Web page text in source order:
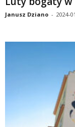
Janusz Dziano - 2024-